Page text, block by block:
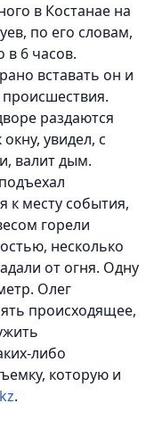
в Костанае на
по его словам,
в 6 часов.
вставать он и
раздаются
увидел, с
валит дым.
к месту события,
горели
несколько
от огня. Одну
Олег
происходящее,
либо
которую и
.